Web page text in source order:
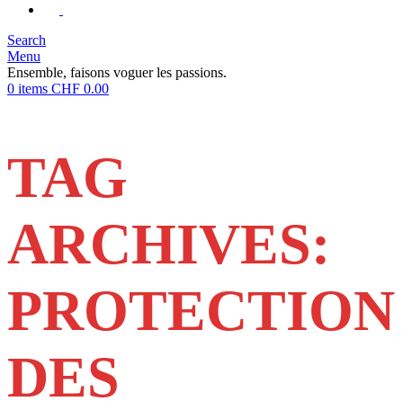
Search
Menu
Ensemble, faisons voguer les passions.
0 items CHF 0.00
TAG
ARCHIVES:
PROTECTION
DES